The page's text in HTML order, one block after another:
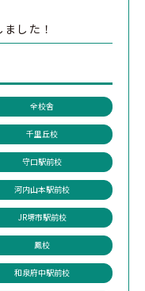
した！
全校舎
千里丘校
守口駅前校
河内山本駅前校
JR堺市駅前校
鳳校
和泉府中駅前校